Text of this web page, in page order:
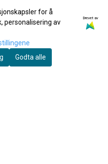
Traditional fliser til
bassklarinett 1 (CR121)
325,-
for å
personalisering av
Drevet av
Godta alle